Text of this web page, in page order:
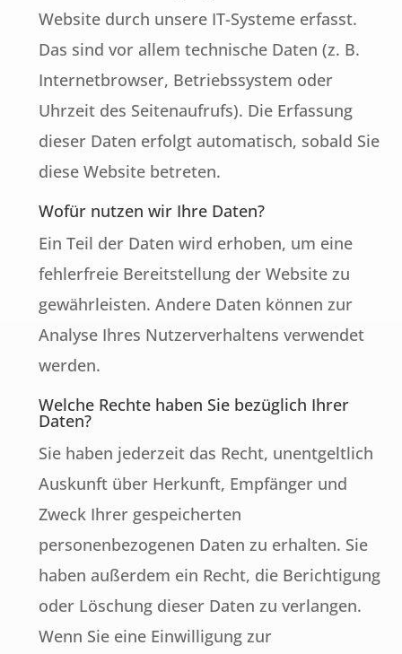
Website durch unsere IT-Systeme erfasst.
Das sind vor allem technische Daten (z. B.
Internetbrowser, Betriebssystem oder
Uhrzeit des Seitenaufrufs). Die Erfassung
dieser Daten erfolgt automatisch, sobald Sie
diese Website betreten.
Wofür nutzen wir Ihre Daten?
Ein Teil der Daten wird erhoben, um eine
fehlerfreie Bereitstellung der Website zu
gewährleisten. Andere Daten können zur
Analyse Ihres Nutzerverhaltens verwendet
werden.
Welche Rechte haben Sie bezüglich Ihrer
Daten?
Sie haben jederzeit das Recht, unentgeltlich
Auskunft über Herkunft, Empfänger und
Zweck Ihrer gespeicherten
personenbezogenen Daten zu erhalten. Sie
haben außerdem ein Recht, die Berichtigung
oder Löschung dieser Daten zu verlangen.
Wenn Sie eine Einwilligung zur